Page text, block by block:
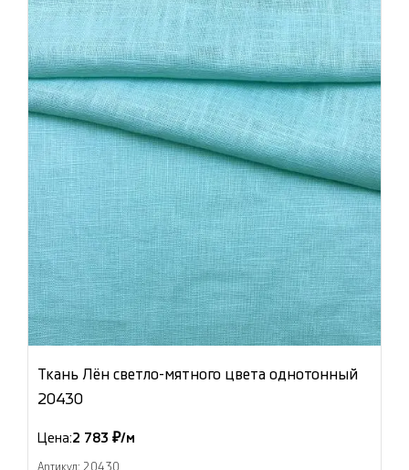
Ткань Лён светло-мятного цвета однотонный
20430
Цена:2 783 ₽/м
Артикул: 20430